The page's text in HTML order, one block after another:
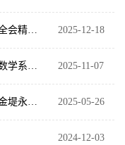
2025-12-18
数统学院举办学习贯彻党的二十届四中全会精神宣讲报告会
2025-11-07
机关党委组织部党支部与数统学院基础数学系党支部开展联学活动
2025-05-26
数统学院党日活动：寻访军部忆烽火，金堤永固扬清风
2024-12-03